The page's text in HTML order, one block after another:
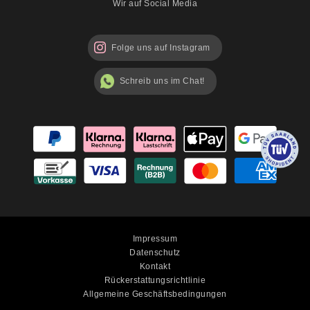
Wir auf Social Media
Folge uns auf Instagram
Schreib uns im Chat!
Impressum
Datenschutz
Kontakt
Rückerstattungsrichtlinie
Allgemeine Geschäftsbedingungen